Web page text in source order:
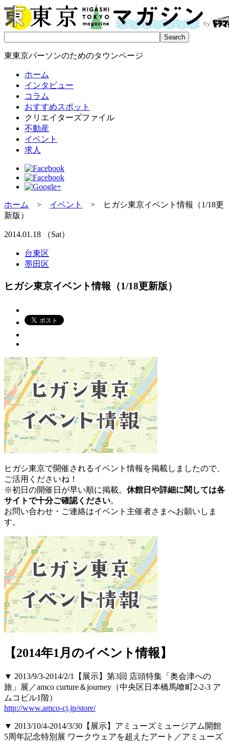
東東京パーソンのためのタウンページ
ホーム
インタビュー
コラム
おすすめスポット
クリエイターズファイル
不動産
イベント
求人
ホーム > イベント
> ヒガシ東京イベント情報（1/18更
新版）
2014.01.18 （Sat）
台東区
墨田区
ヒガシ東京イベント情報（1/18更新版）
ヒガシ東京で開催されるイベント情報を掲載しましたので、
ご活用くださいね！
※初日の開催日が早い順に掲載。 休館日や詳細に関しては各
サイトで十分ご確認ください。
お問い合わせ・ご連絡はイベント主催者さまへお願いしま
す。
【2014年1月のイベント情報】
▼ 2013/9/3-2014/2/1【展示】第3回 店頭特集「奥会津への
旅」展／amco curture＆journey（中央区日本橋馬喰町2-2-3 ア
ムコビル1階）
http://www.amco-cj.jp/store/
▼ 2013/10/4-2014/3/30【展示】アミューズミュージアム開館
5周年記念特別展 ワークウェアを超えたアート／アミューズ